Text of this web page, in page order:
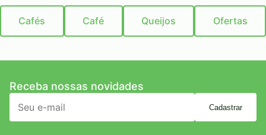
Cafés Café Queijos Ofertas
Receba nossas novidades
Cadastrar